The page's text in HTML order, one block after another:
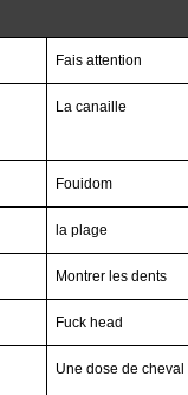
Fais attention
La canaille
Fouidom
la plage
Montrer les dents
Fuck head
Une dose de cheval